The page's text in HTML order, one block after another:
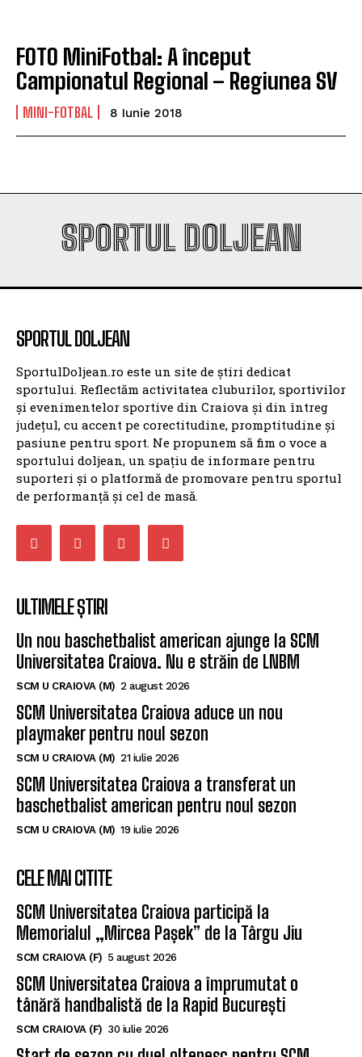
FOTO MiniFotbal: A început
Campionatul Regional – Regiunea SV
MINI-FOTBAL 8 Iunie 2018
SPORTUL DOLJEAN
SPORTUL DOLJEAN
SportulDoljean.ro este un site de știri dedicat
sportului. Reflectăm activitatea cluburilor, sportivilor
și evenimentelor sportive din Craiova și din întreg
județul, cu accent pe corectitudine, promptitudine și
pasiune pentru sport. Ne propunem să fim o voce a
sportului doljean, un spațiu de informare pentru
suporteri și o platformă de promovare pentru sportul
de performanță și cel de masă.
ULTIMELE ȘTIRI
Un nou baschetbalist american ajunge la SCM
Universitatea Craiova. Nu e străin de LNBM
SCM U CRAIOVA (M) 2 august 2026
SCM Universitatea Craiova aduce un nou
playmaker pentru noul sezon
SCM U CRAIOVA (M) 21 iulie 2026
SCM Universitatea Craiova a transferat un
baschetbalist american pentru noul sezon
SCM U CRAIOVA (M) 19 iulie 2026
CELE MAI CITITE
SCM Universitatea Craiova participă la
Memorialul „Mircea Pașek” de la Târgu Jiu
SCM CRAIOVA (F) 5 august 2026
SCM Universitatea Craiova a împrumutat o
tânără handbalistă de la Rapid București
SCM CRAIOVA (F) 30 iulie 2026